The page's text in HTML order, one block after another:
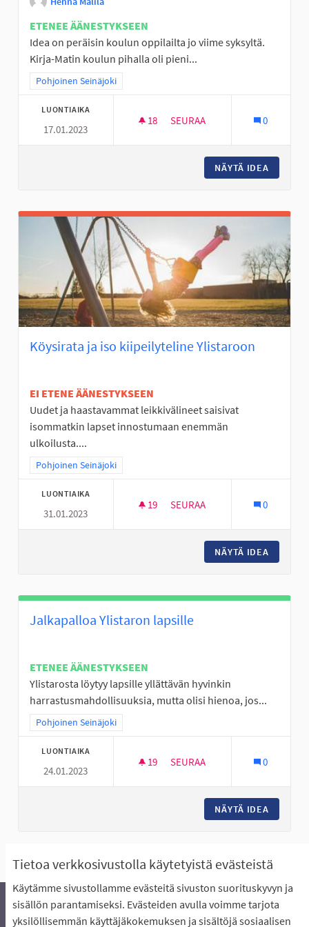
Tietoa verkkosivustolla käytetyistä evästeistä
Käytämme sivustollamme evästeitä sivuston suorituskyvyn ja
sisällön parantamiseksi. Evästeiden avulla voimme tarjota
yksilöllisemmän käyttäjäkokemuksen ja sisältöjä sosiaalisen
ETENEE ÄÄNESTYKSEEN
Idea on peräisin koulun oppilailta jo viime syksyltä.
Kirja-Matin koulun pihalla oli pieni...
Rajaa tulokset teeman mukaan: Pohjoinen Seinäjoki
Pohjoinen Seinäjoki
LUONTIAIKA
17.01.2023
18 18 SEURAAJAA
SEURAA 0
NÄYTÄ IDEA
Köysirata ja iso kiipeilyteline Ylistaroon
EI ETENE ÄÄNESTYKSEEN
Uudet ja haastavammat leikkivälineet saisivat
isommatkin lapset innostumaan enemmän
ulkoilusta....
Rajaa tulokset teeman mukaan: Pohjoinen Seinäjoki
Pohjoinen Seinäjoki
LUONTIAIKA
31.01.2023
19 19 SEURAAJAA
SEURAA 0
NÄYTÄ IDEA
Jalkapalloa Ylistaron lapsille
ETENEE ÄÄNESTYKSEEN
Ylistarosta löytyy lapsille yllättävän hyvinkin
harrastusmahdollisuuksia, mutta olisi hienoa, jos...
Rajaa tulokset teeman mukaan: Pohjoinen Seinäjoki
Pohjoinen Seinäjoki
LUONTIAIKA
24.01.2023
19 19 SEURAAJAA
SEURAA 0
NÄYTÄ IDEA
Näytä kaikki peruutetut ideat
Äänestyksen pikaohjeet Usein kysytyt kysymykset